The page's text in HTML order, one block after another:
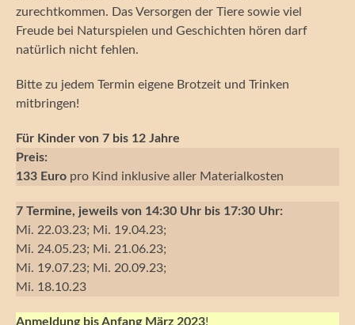
zurechtkommen. Das Versorgen der Tiere sowie viel
Freude bei Naturspielen und Geschichten hören darf
natürlich nicht fehlen.
Bitte zu jedem Termin eigene Brotzeit und Trinken
mitbringen!
Für Kinder von 7 bis 12 Jahre
Preis:
133 Euro pro Kind inklusive aller Materialkosten
7 Termine, jeweils von 14:30 Uhr bis 17:30 Uhr:
Mi. 22.03.23; Mi. 19.04.23;
Mi. 24.05.23; Mi. 21.06.23;
Mi. 19.07.23; Mi. 20.09.23;
Mi. 18.10.23
Anmeldung bis Anfang März 2023!